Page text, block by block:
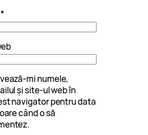
*
mi numele,
și site-ul web în
navigator pentru data
când o să